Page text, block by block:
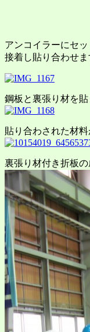
アンコイラーにセ
接着し貼り合わせま
鋼板と裏張り材を貼
貼り合わされた材
裏張り材付き折板の